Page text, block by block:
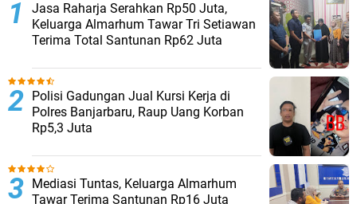
Jasa Raharja Serahkan Rp50 Juta,
Keluarga Almarhum Tawar Tri Setiawan
Terima Total Santunan Rp62 Juta
Polisi Gadungan Jual Kursi Kerja di
Polres Banjarbaru, Raup Uang Korban
Rp5,3 Juta
Mediasi Tuntas, Keluarga Almarhum
Tawar Terima Santunan Rp16 Juta